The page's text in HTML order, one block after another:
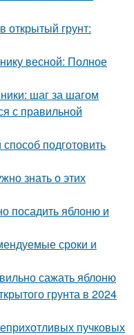
открытый грунт:
весной: Полное
шаг за шагом
с правильной
подготовить
знать о этих
посадить яблоню и
сроки и
сажать яблоню
грунта в 2024
пучковых